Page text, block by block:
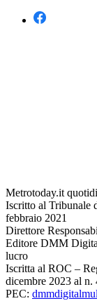
Metrotoday.it
Iscritto al Tribunale
febbraio 2021
Direttore
Editore DMM
lucro
Iscritta al ROC –
dicembre 2023 al n.
PEC: